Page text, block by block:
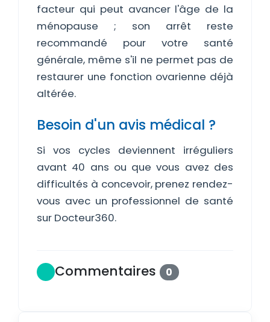
facteur qui peut avancer l'âge de la
ménopause ; son arrêt reste
recommandé pour votre santé
générale, même s'il ne permet pas de
restaurer une fonction ovarienne déjà
altérée.
Besoin d'un avis médical ?
Si vos cycles deviennent irréguliers
avant 40 ans ou que vous avez des
difficultés à concevoir, prenez rendez-
vous avec un professionnel de santé
sur Docteur360.
Commentaires 0